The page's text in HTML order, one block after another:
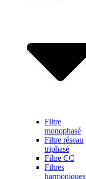
Filtre
monophasé
Filtre réseau
triphasé
Filtre CC
Filtres
harmoniques